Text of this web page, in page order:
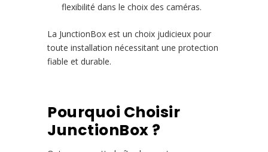
flexibilité dans le choix des caméras.
La JunctionBox est un choix judicieux pour
toute installation nécessitant une protection
fiable et durable.
Pourquoi Choisir
JunctionBox ?